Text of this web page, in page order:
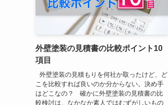
外壁塗装の見積書の比較ポイント10
項目
外壁塗装の見積もりを何社か取ったけど、ど
こを比較すれば良いのか分からない。決め手
はどこなの？ 確かに外壁塗装の見積書の比
較検討は、なかなか素人ではむずがしいもの